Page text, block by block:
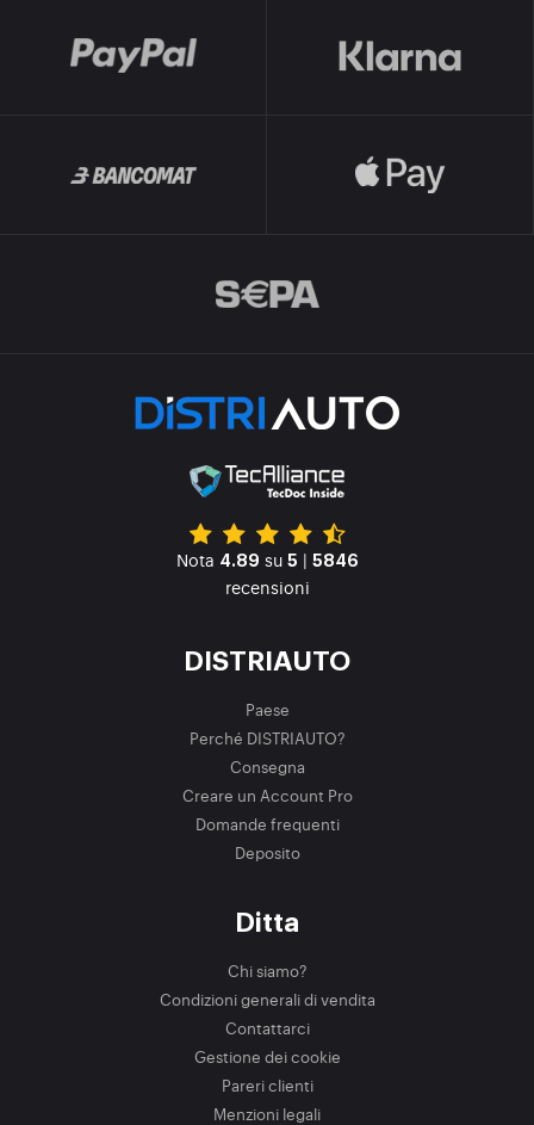
Nota 4.89 su 5 | 5846
recensioni
DISTRIAUTO
Paese
Perché DISTRIAUTO?
Consegna
Creare un Account Pro
Domande frequenti
Deposito
Ditta
Chi siamo?
Condizioni generali di vendita
Contattarci
Gestione dei cookie
Pareri clienti
Menzioni legali